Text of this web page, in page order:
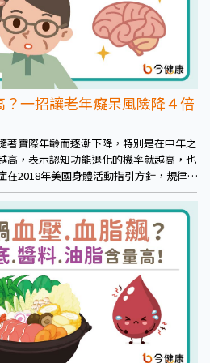
一招讓老年癡呆風險降４倍
著實際年齡而逐漸下降，特別是在中年之
高，表示認知功能退化的機率就越高，也
在2018年美國身體活動指引方針，規律的
機率及減緩沮喪症狀